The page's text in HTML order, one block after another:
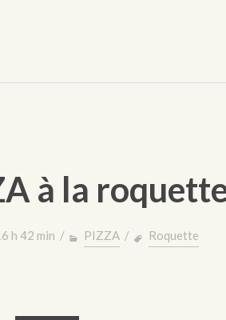
à la
h 42 min / PIZZA / Roquette